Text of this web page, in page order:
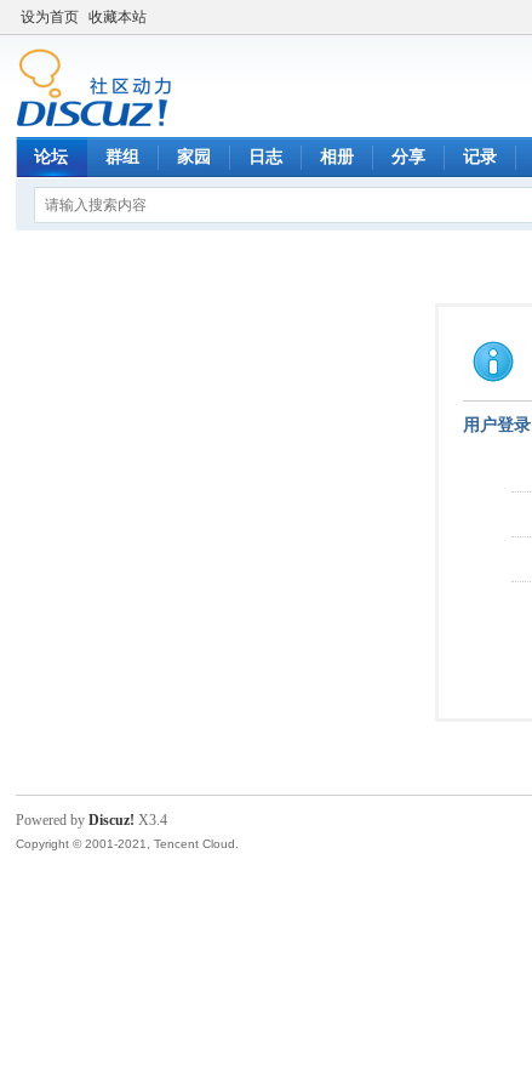
设为首页 收藏本站
论坛 群组 家园 日志 相册 分享 记录
用户登录
Powered byDiscuz! X3.4
Copyright © 2001-2021, Tencent Cloud.